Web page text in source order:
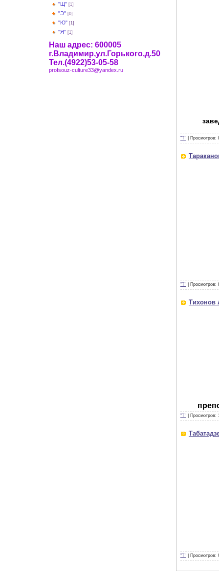
"Щ" [1]
"Э" [0]
"Ю" [1]
"Я" [1]
Наш адрес: 600005
г.Владимир,ул.Горького,д.50
Тел.(4922)53-05-58
profsouz-culture33@yandex.ru
"Т" Просмотров:
"Т" Просмотров:
Тихонов
"Т" Просмотров:
"Т" Просмотров: